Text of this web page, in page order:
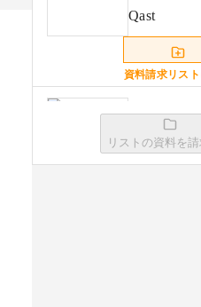
Qast
資料請求リス
Notion
リストの資料を